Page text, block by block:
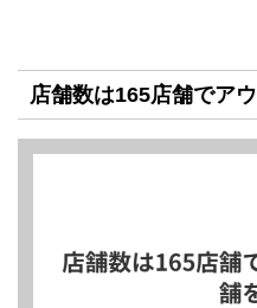
店舗数は165店舗でア